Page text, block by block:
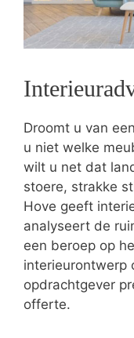
Droomt u van
u niet welke
wilt u net dat
stoere, strakke
Hove geeft
analyseert de
een beroep op
interieurontwerp
opdrachtgever
offerte.